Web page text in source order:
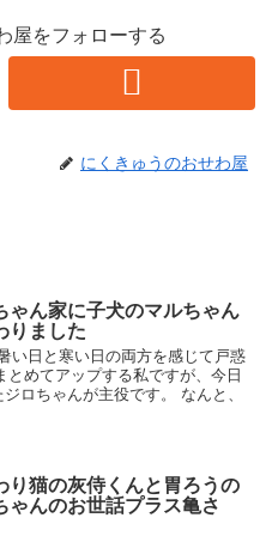
屋をフォローする
にくきゅうのおせわ屋
ゃん家に子犬のマルちゃん
りました
い日と寒い日の両方を感じて戸惑
めてアップする私ですが、今日
ロちゃんが主役です。 なんと、
り猫の灰侍くんと胃ろうの
ゃんのお世話プラス亀さ